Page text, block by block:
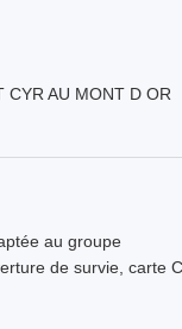
CYR AU MONT D OR
au groupe
de survie, carte